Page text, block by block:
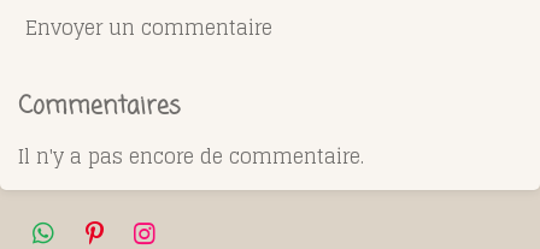
Envoyer un commentaire
Commentaires
Il n'y a pas encore de commentaire.
W P I